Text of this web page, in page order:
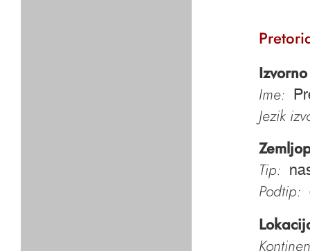
Ime:
Jezik
Tip:
Podtip: